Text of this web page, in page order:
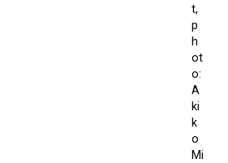
t,
p
h
ot
o:
A
ki
k
o
Mi